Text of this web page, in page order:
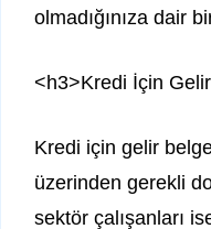
olmadığınıza dair
<h3>Kredi İçin Gelir
Kredi için gelir
üzerinden gerekli
sektör çalışanları